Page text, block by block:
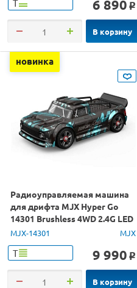
Т 6 890 o
В корзину
новинка
Радиоуправляемая машина
для дрифта MJX Hyper Go
14301 Brushless 4WD 2.4G LED
1/14 RTR
MJX-14301 MJX
Т 9 990 o
В корзину